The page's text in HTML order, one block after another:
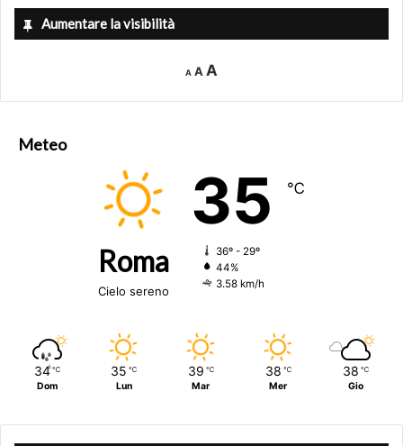
Aumentare la visibilità
A
Decrease
font
A Reset
size.
A
Meteo
Roma
Cielo sereno
35 ℃
36º - 29º
44%
3.58 km/h
34 ℃
Dom
35 ℃
Lun
39 ℃
Mar
38 ℃
Mer
38 ℃
Gio